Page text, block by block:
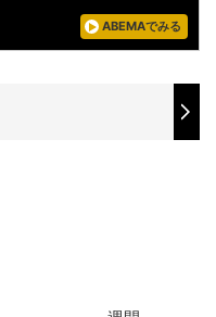
ABEMAでみる